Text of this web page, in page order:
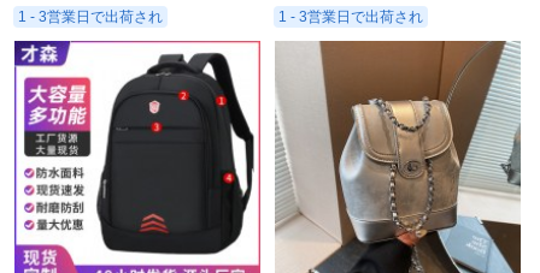
1 - 3営業日で出荷され 1 - 3営業日で出荷され